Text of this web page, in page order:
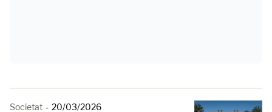
Societat - 20/03/2026